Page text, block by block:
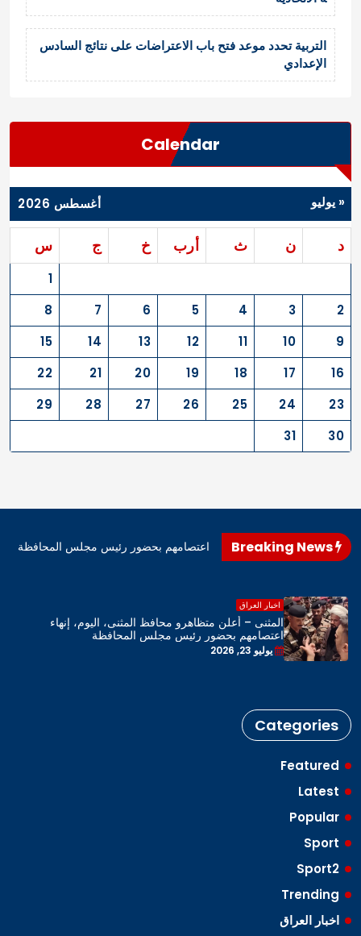
التربية تحدد موعد فتح باب الاعتراضات على نتائج السادس
الإعدادي
Calendar
أغسطس 2026
د ن ث أرب خ ج س
1
2
3
4
5
6
7
8
9
10
11
12
13
14
15
16
17
18
19
20
21
22
23
24
25
26
27
28
29
30
31
« يوليو
محافظ المثنى، اليوم، إنهاء اعتصامهم بحضور رئيس مجلس المحافظة
اخبار العراق
المثنى – أعلن متظاهرو محافظ المثنى، اليوم، إنهاء
اعتصامهم بحضور رئيس مجلس المحافظة
يوليو 23, 2026
Categories
Featured
Latest
Popular
Sport
Sport2
Trending
اخبار العراق